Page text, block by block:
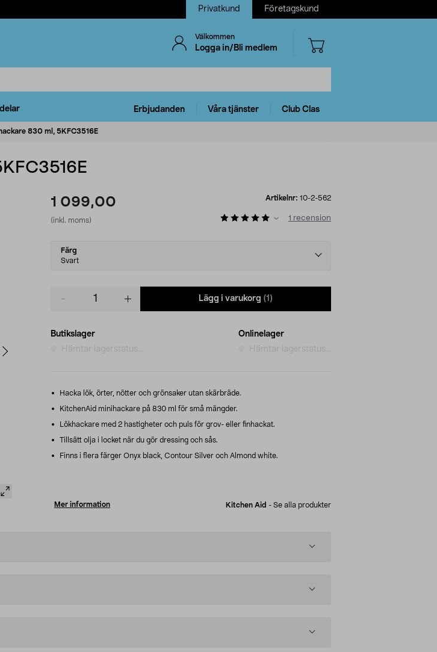
Privatkund Företagskund
Välkommen
Logga in/Bli medlem
Erbjudanden Våra tjänster Club Clas
830 ml, 5KFC3516E
1 099,00
(inkl. moms)
Artikelnr: 10-2-562
1 recension
Select
variant
Färg
Svart
Lägg i varukorg (1)
Butikslager
Hämtar lagerstatus...
Onlinelager
Hämtar lagerstatus...
Hacka lök, örter, nötter och grönsaker utan skärbräde.
KitchenAid minihackare på 830 ml för små mängder.
Lökhackare med 2 hastigheter och puls för grov- eller finhackat.
Tillsätt olja i locket när du gör dressing och sås.
Finns i flera färger Onyx black, Contour Silver och Almond white.
Mer information Kitchen Aid - Se alla produkter